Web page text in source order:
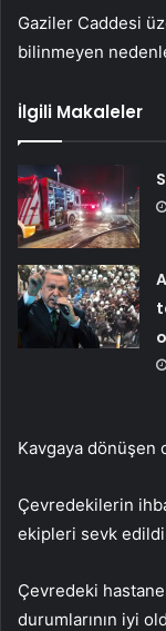
Gaziler Caddesi
bilinmeyen
İlgili Makaleler
Kavgaya dönüşen
Çevredekilerin
ekipleri sevk
Çevredeki
durumlarının iyi